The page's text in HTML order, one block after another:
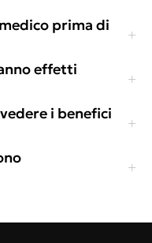
prima di
effetti
i benefici